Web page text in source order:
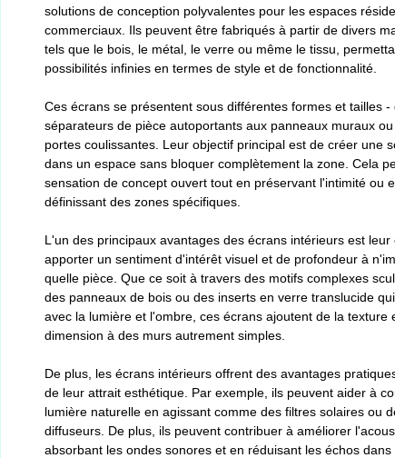
solutions de conception polyvalentes pour les espaces
commerciaux. Ils peuvent être fabriqués à partir de divers
tels que le bois, le métal, le verre ou même le tissu,
possibilités infinies en termes de style et de fonctionnalité.
Ces écrans se présentent sous différentes formes et tailles -
séparateurs de pièce autoportants aux panneaux muraux
portes coulissantes. Leur objectif principal est de créer une
dans un espace sans bloquer complètement la zone. Cela
sensation de concept ouvert tout en préservant l'intimité ou
définissant des zones spécifiques.
L'un des principaux avantages des écrans intérieurs est leur
apporter un sentiment d'intérêt visuel et de profondeur à
quelle pièce. Que ce soit à travers des motifs complexes
des panneaux de bois ou des inserts en verre translucide
avec la lumière et l'ombre, ces écrans ajoutent de la texture
dimension à des murs autrement simples.
De plus, les écrans intérieurs offrent des avantages
de leur attrait esthétique. Par exemple, ils peuvent aider à
lumière naturelle en agissant comme des filtres solaires ou
diffuseurs. De plus, ils peuvent contribuer à améliorer
absorbant les ondes sonores et en réduisant les échos dans